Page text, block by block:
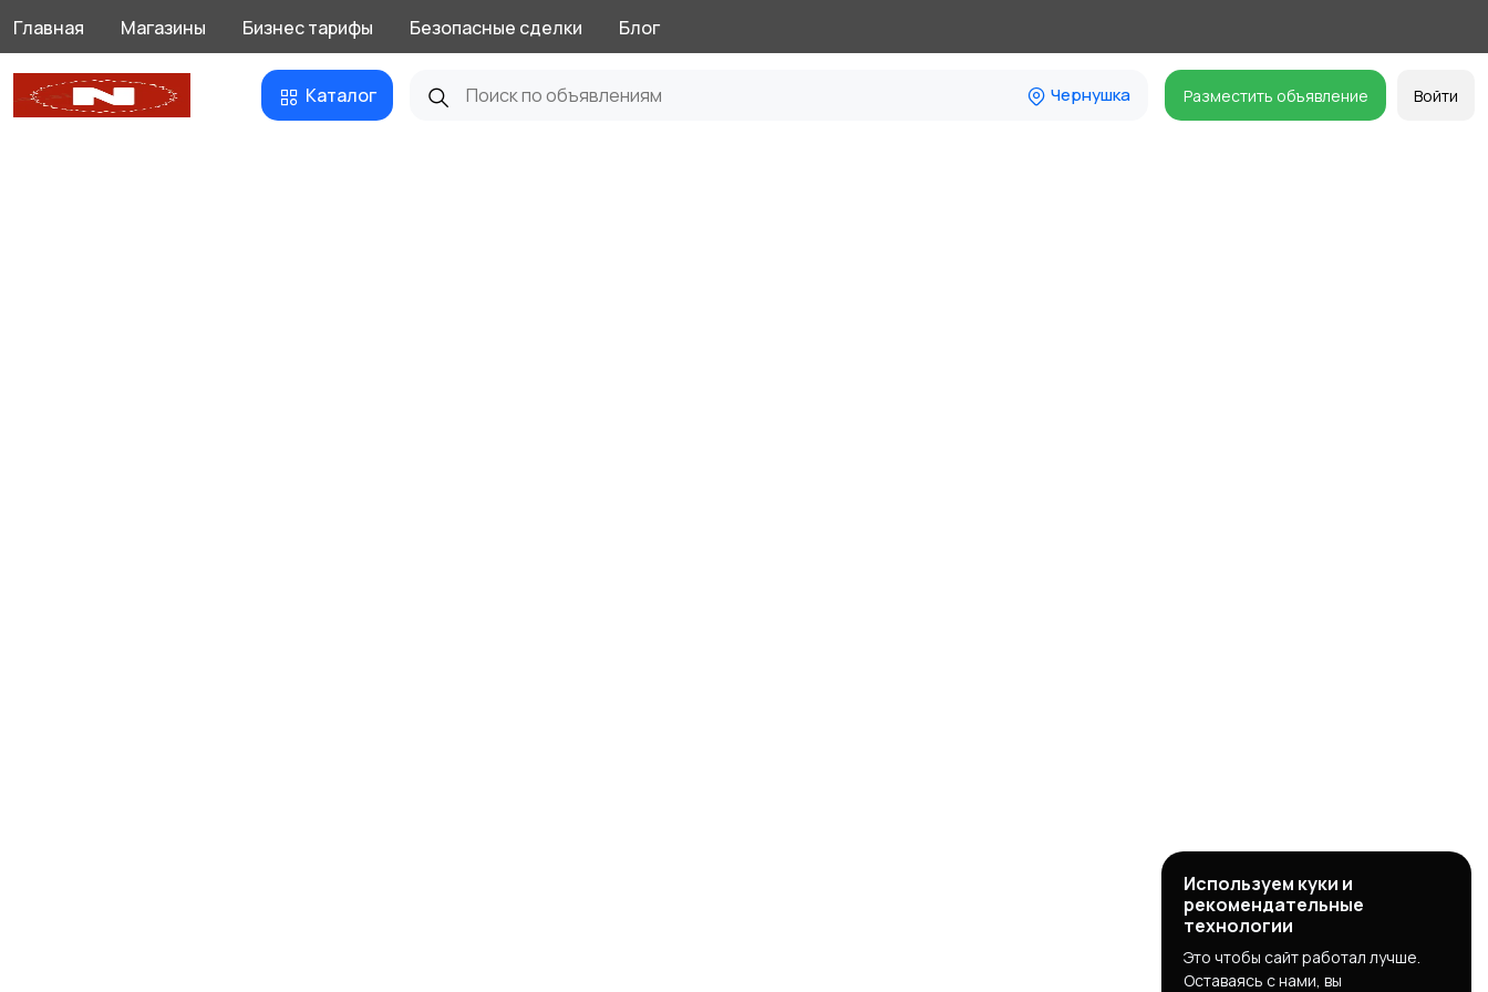
Главная Магазины Бизнес тарифы Безопасные сделки Блог
Каталог Чернушка Разместить объявление Войти
Используем куки и
рекомендательные
технологии
Это чтобы сайт работал лучше.
Оставаясь с нами, вы